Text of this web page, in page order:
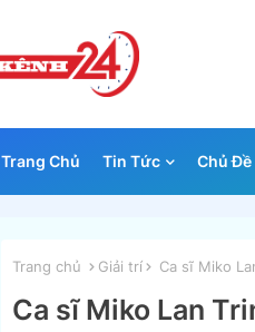
Trang Chủ Tin Tức Chủ Đề
Trang chủ Giải trí Ca sĩ Miko
Ca sĩ Miko Lan